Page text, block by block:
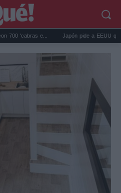
e... Japón pide a EEUU que deje